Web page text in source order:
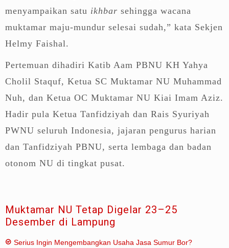
menyampaikan satu ikhbar sehingga wacana
muktamar maju-mundur selesai sudah,” kata Sekjen
Helmy Faishal.
Pertemuan dihadiri Katib Aam PBNU KH Yahya
Cholil Staquf, Ketua SC Muktamar NU Muhammad
Nuh, dan Ketua OC Muktamar NU Kiai Imam Aziz.
Hadir pula Ketua Tanfidziyah dan Rais Syuriyah
PWNU seluruh Indonesia, jajaran pengurus harian
dan Tanfidziyah PBNU, serta lembaga dan badan
otonom NU di tingkat pusat.
Muktamar NU Tetap Digelar 23–25
Desember di Lampung
Serius Ingin Mengembangkan Usaha Jasa Sumur Bor?